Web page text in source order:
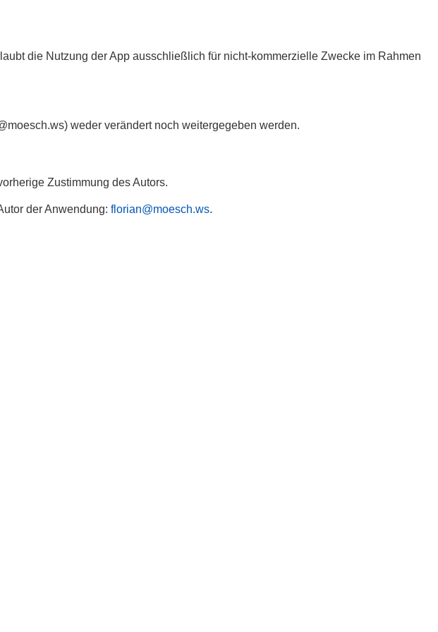
die Nutzung der App ausschließlich für nicht-kommerzielle Zwecke im Rahmen
weder verändert noch weitergegeben werden.
Zustimmung des Autors.
der Anwendung: florian@moesch.ws.